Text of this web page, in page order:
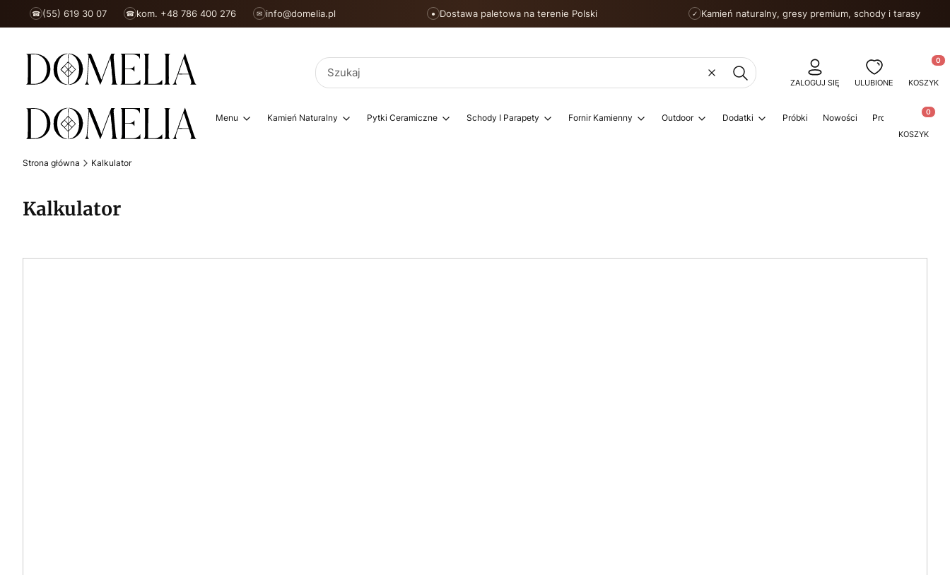
☎ (55) 619 30 07 ☎ kom. +48 786 400 276 ✉ info@domelia.pl ● Dostawa paletowa na terenie Polski ✓ Kamień naturalny, gresy premium, schody i tarasy
WyczyśćSzukaj
ZALOGUJ SIĘ ULUBIONE KOSZYK
Menu Kamień Naturalny Pytki Ceramiczne Schody I Parapety Fornir Kamienny Outdoor Dodatki Próbki Nowości PromocjeProdukty
KOSZYK
Strona główna Kalkulator
Kalkulator